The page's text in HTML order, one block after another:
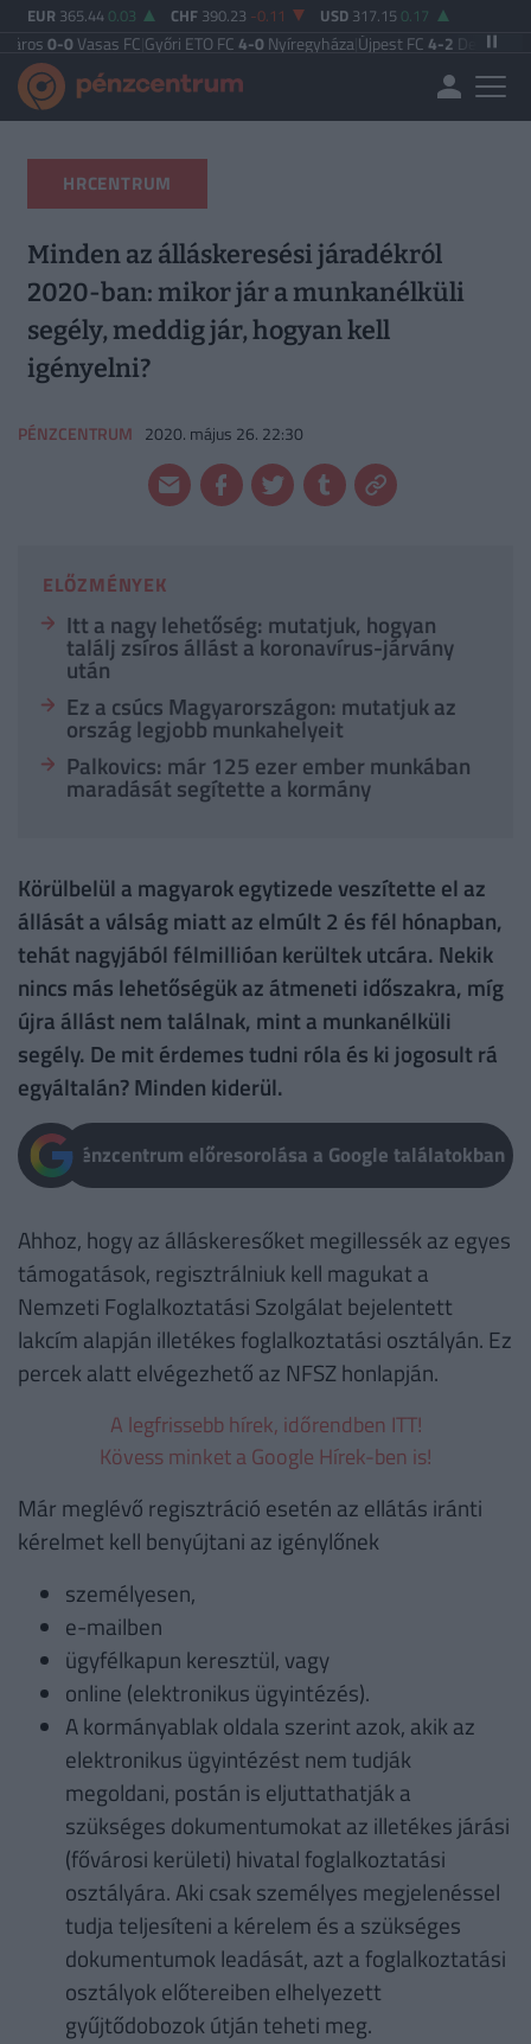
EUR 365.44 0.03 CHF 390.23 -0.11 USD 317.15 0.17
FC|Győri ETO FC4-0 Nyíregyháza|Újpest FC4-2Debreceni VSC
HRCENTRUM
Minden az álláskeresési járadékról
2020-ban: mikor jár a munkanélküli
segély, meddig jár, hogyan kell
igényelni?
PÉNZCENTRUM 2020. május 26. 22:30
ELŐZMÉNYEK
Itt a nagy lehetőség: mutatjuk, hogyan
találj zsíros állást a koronavírus-járvány
után
Ez a csúcs Magyarországon: mutatjuk az
ország legjobb munkahelyeit
Palkovics: már 125 ezer ember munkában
maradását segítette a kormány
Körülbelül a magyarok egytizede veszítette el az
állását a válság miatt az elmúlt 2 és fél hónapban,
tehát nagyjából félmillióan kerültek utcára. Nekik
nincs más lehetőségük az átmeneti időszakra, míg
újra állást nem találnak, mint a munkanélküli
segély. De mit érdemes tudni róla és ki jogosult rá
egyáltalán? Minden kiderül.
Pénzcentrum előresorolása a Google találatokban
Ahhoz, hogy az álláskeresőket megillessék az egyes
támogatások, regisztrálniuk kell magukat a
Nemzeti Foglalkoztatási Szolgálat bejelentett
lakcím alapján illetékes foglalkoztatási osztályán. Ez
percek alatt elvégezhető az NFSZ honlapján.
A legfrissebb hírek, időrendben ITT!
Kövess minket a Google Hírek-ben is!
Már meglévő regisztráció esetén az ellátás iránti
kérelmet kell benyújtani az igénylőnek
személyesen,
e-mailben
ügyfélkapun keresztül, vagy
online (elektronikus ügyintézés).
A kormányablak oldala szerint azok, akik az
elektronikus ügyintézést nem tudják
megoldani, postán is eljuttathatják a
szükséges dokumentumokat az illetékes járási
(fővárosi kerületi) hivatal foglalkoztatási
osztályára. Aki csak személyes megjelenéssel
tudja teljesíteni a kérelem és a szükséges
dokumentumok leadását, azt a foglalkoztatási
osztályok előtereiben elhelyezett
gyűjtődobozok útján teheti meg.